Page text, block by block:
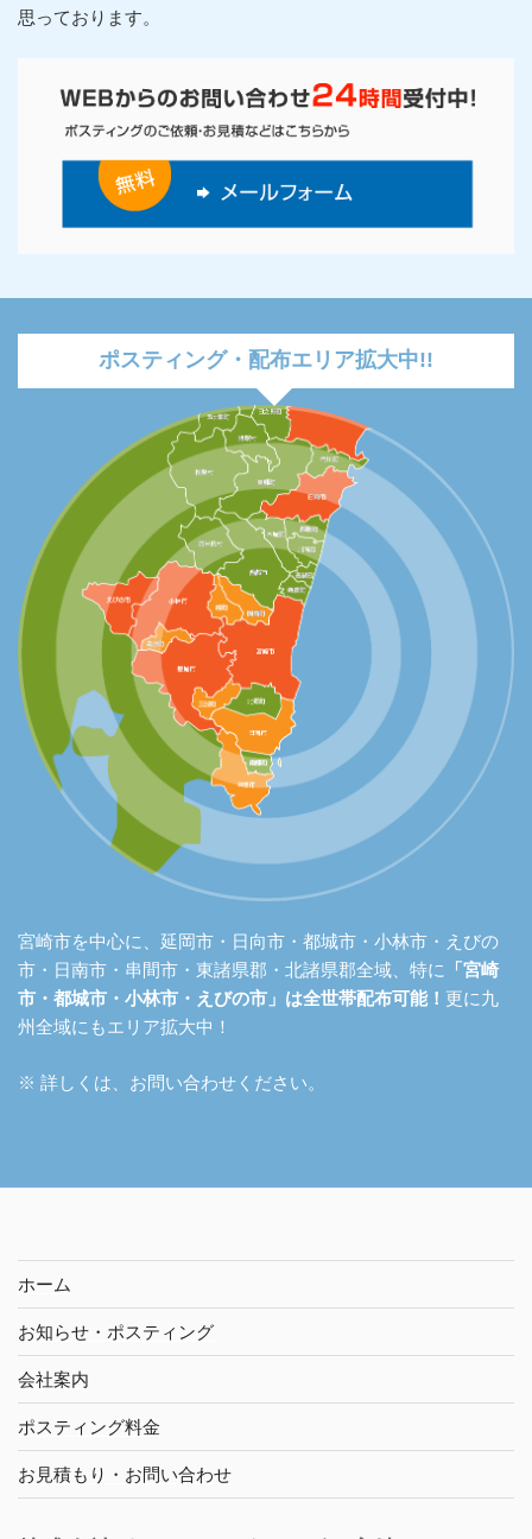
思っております。
ポスティング・配布エリア拡大中!!
宮崎市を中心に、延岡市・日向市・都城市・小林市・えびの
市・日南市・串間市・東諸県郡・北諸県郡全域、特に
「宮崎
市・都城市・小林市・えびの市」は全世帯配布可能！ 更に九
州全域にもエリア拡大中！
※ 詳しくは、お問い合わせください。
ホーム
お知らせ・ポスティング
会社案内
ポスティング料金
お見積もり・お問い合わせ